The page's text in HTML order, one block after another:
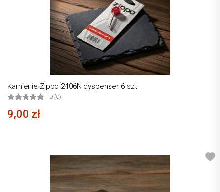
Kamienie Zippo 2406N dyspenser 6 szt
0 (0)
9,00 zł